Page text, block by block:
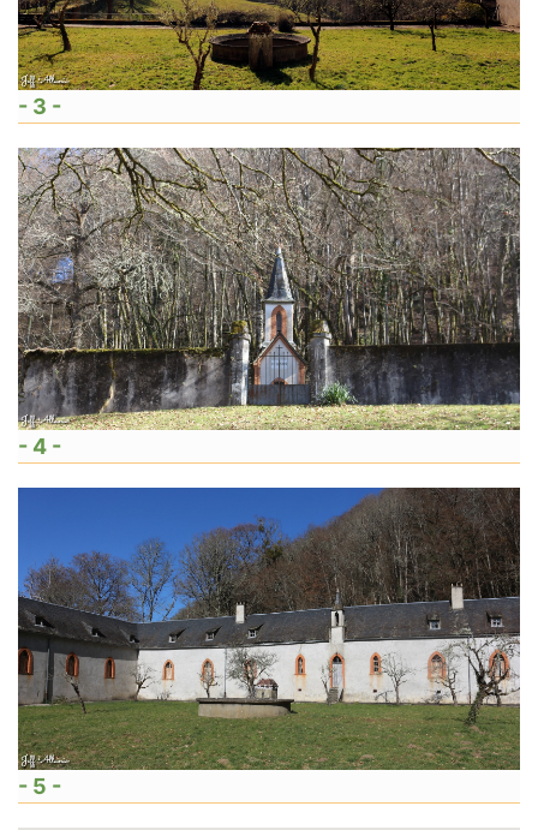
- 3 -
- 4 -
- 5 -